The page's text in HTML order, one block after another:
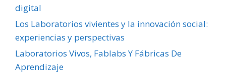
digital
Los Laboratorios vivientes y la innovación social:
experiencias y perspectivas
Laboratorios Vivos, Fablabs Y Fábricas De
Aprendizaje